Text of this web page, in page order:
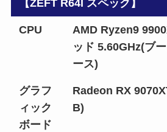
【ZEFT R64I スペック】
CPU
AMD Ryzen9
ッド 5.60GHz(ブ
ース)
グラフ
ィック
ボード
Radeon RX
B)